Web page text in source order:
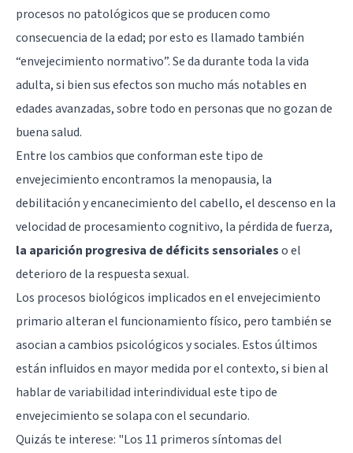
procesos no patológicos que se producen como
consecuencia de la edad; por esto es llamado también
“envejecimiento normativo”. Se da durante toda la vida
adulta, si bien sus efectos son mucho más notables en
edades avanzadas, sobre todo en personas que no gozan de
buena salud.
Entre los cambios que conforman este tipo de
envejecimiento encontramos la menopausia, la
debilitación y encanecimiento del cabello, el descenso en la
velocidad de procesamiento cognitivo, la pérdida de fuerza,
la aparición progresiva de déficits sensorialeso el
deterioro de la respuesta sexual.
Los procesos biológicos implicados en el envejecimiento
primario alteran el funcionamiento físico, pero también se
asocian a cambios psicológicos y sociales. Estos últimos
están influidos en mayor medida por el contexto, si bien al
hablar de variabilidad interindividual este tipo de
envejecimiento se solapa con el secundario.
Quizás te interese: "Los 11 primeros síntomas del